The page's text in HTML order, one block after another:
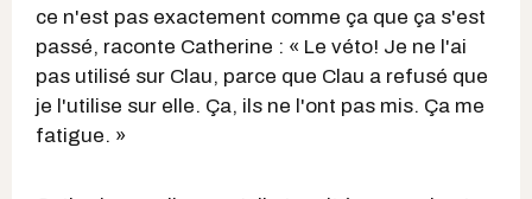
ce n'est pas exactement comme ça que ça s'est
passé, raconte Catherine : « Le véto! Je ne l'ai
pas utilisé sur Clau, parce que Clau a refusé que
je l'utilise sur elle. Ça, ils ne l'ont pas mis. Ça me
fatigue. »